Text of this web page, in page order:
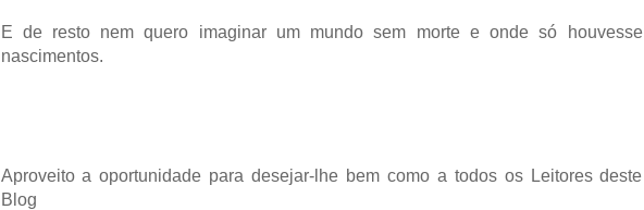
E de resto nem quero imaginar um mundo sem morte e onde só houvesse
nascimentos.
Aproveito a oportunidade para desejar-lhe bem como a todos os Leitores deste
Blog